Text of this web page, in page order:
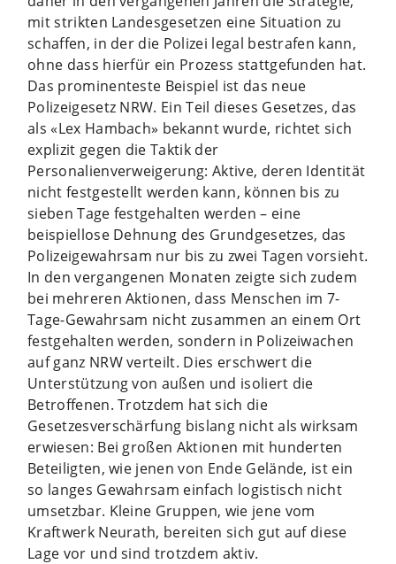
mit strikten Landesgesetzen eine Situation zu
schaffen, in der die Polizei legal bestrafen kann,
ohne dass hierfür ein Prozess stattgefunden hat.
Das prominenteste Beispiel ist das neue
Polizeigesetz NRW. Ein Teil dieses Gesetzes, das
als «Lex Hambach» bekannt wurde, richtet sich
explizit gegen die Taktik der
Personalienverweigerung: Aktive, deren Identität
nicht festgestellt werden kann, können bis zu
sieben Tage festgehalten werden – eine
beispiellose Dehnung des Grundgesetzes, das
Polizeigewahrsam nur bis zu zwei Tagen vorsieht.
In den vergangenen Monaten zeigte sich zudem
bei mehreren Aktionen, dass Menschen im 7-
Tage-Gewahrsam nicht zusammen an einem Ort
festgehalten werden, sondern in Polizeiwachen
auf ganz NRW verteilt. Dies erschwert die
Unterstützung von außen und isoliert die
Betroffenen. Trotzdem hat sich die
Gesetzesverschärfung bislang nicht als wirksam
erwiesen: Bei großen Aktionen mit hunderten
Beteiligten, wie jenen von Ende Gelände, ist ein
so langes Gewahrsam einfach logistisch nicht
umsetzbar. Kleine Gruppen, wie jene vom
Kraftwerk Neurath, bereiten sich gut auf diese
Lage vor und sind trotzdem aktiv.